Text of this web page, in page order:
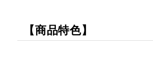
【商品特色】